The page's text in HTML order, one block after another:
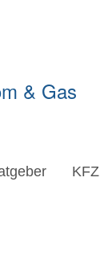
& Gas
KFZ